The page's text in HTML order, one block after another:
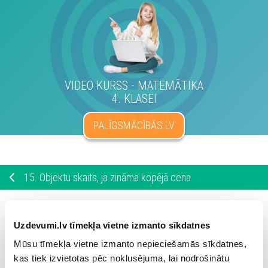
Uzdevumi.lv tīmekļa vietne izmanto sīkdatnes
Mūsu tīmekļa vietne izmanto nepieciešamās sīkdatnes,
kas tiek izvietotas pēc noklusējuma, lai nodrošinātu
VIDEO KURSS - MATEMĀTIKA
4. KLASEI
PALĪGSMĀCĪBĀS.LV
15. Objektu skaits, ja zināma kopējā cena
eiro. Zināms, ka viena kalendāra cena ir4eiro
Cik kalendāriem jābūt kastē?